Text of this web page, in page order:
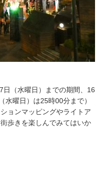
（水曜日）までの期間、16
曜日）は25時00分まで）
ョンマッピングやライトア
歩きを楽しんでみてはいか